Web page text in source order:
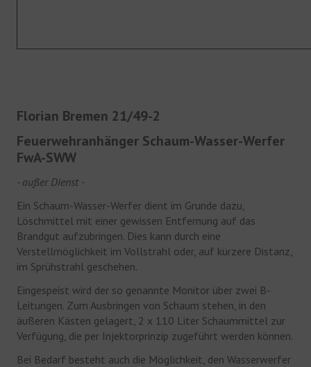
Fahrzeuge
JUGENDFEUERWEHR
KINDERFEUERWEHR
Kinderfeuerwehr
Bildergalerie
FÖRDERVEREIN
EHRENABTEILUNG
Florian Bremen 21/49-2
Feuerwehranhänger Schaum-Wasser-Werfer
FwA-SWW
- außer Dienst -
Ein Schaum-Wasser-Werfer dient im Grunde dazu,
Löschmittel mit einer gewissen Entfernung auf das
Brandgut aufzubringen. Dies kann durch eine
Verstellmöglichkeit im Vollstrahl oder, auf kürzere Distanz,
im Sprühstrahl geschehen.
Eingespeist wird der so genannte Monitor über zwei B-
Leitungen. Zum Ausbringen von Schaum stehen, in den
äußeren Kästen gelagert, 2 x 110 Liter Schaummittel zur
Verfügung, die per Injektorprinzip zugeführt werden können.
Bei Bedarf besteht auch die Möglichkeit, den Wasserwerfer